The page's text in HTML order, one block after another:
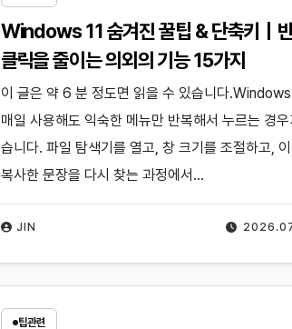
Windows 11 숨겨진 꿀팁 & 단축키｜
클릭을 줄이는 의외의 기능 15가지
JIN
이 글은 약 6 분 정도면 읽을 수 있습니다.Windows
매일 사용해도 익숙한 메뉴만 반복해서 누르는 경
습니다. 파일 탐색기를 열고, 창 크기를 조절하고, 이
복사한 문장을 다시 찾는 과정에서…
팁관련